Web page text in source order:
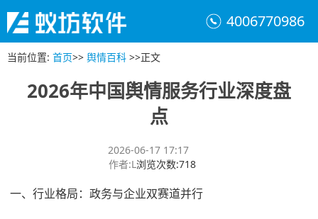
4006770986
当前位置: 首页>> 舆情百科 >>正文
2026年中国舆情服务行业深度盘
点
2026-06-17 17:17
作者:L浏览次数:718
一、行业格局：政务与企业双赛道并行